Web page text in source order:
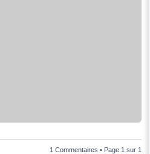
1 Commentaires • Page 1 sur 1